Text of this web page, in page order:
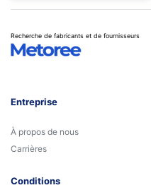
Recherche de fabricants et de fournisseurs
Entreprise
À propos de nous
Carrières
Conditions